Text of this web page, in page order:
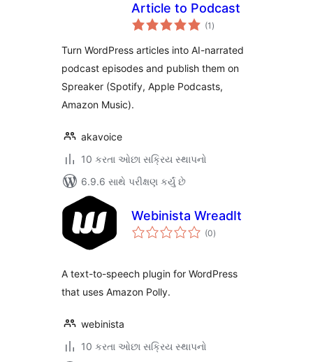
Article to Podcast
(1 કુલ
રેટિંગ્સ
)
Turn WordPress articles into AI-narrated
podcast episodes and publish them on
Spreaker (Spotify, Apple Podcasts,
Amazon Music).
akavoice
10 કરતા ઓછા સક્રિય સ્થાપનો
6.9.6 સાથે પરીક્ષણ કર્યું છે
Webinista WreadIt
(0કુલ
રેટિંગ્સ
)
A text-to-speech plugin for WordPress
that uses Amazon Polly.
webinista
10 કરતા ઓછા સક્રિય સ્થાપનો